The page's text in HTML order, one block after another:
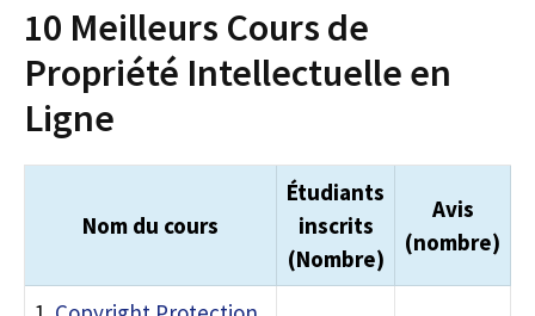
10 Meilleurs Cours de
Propriété Intellectuelle en
Ligne
Nom du cours
Étudiants
inscrits
(Nombre)
Avis
(nombre)